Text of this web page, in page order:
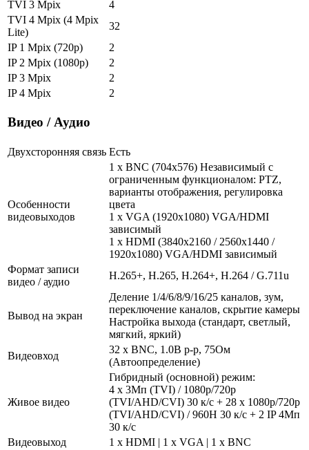
TVI 3 Mpix
4
TVI 4 Mpix (4 Mpix
Lite)
32
IP 1 Mpix (720p)
2
IP 2 Mpix (1080p)
2
IP 3 Mpix
2
IP 4 Mpix
2
Видео / Аудио
Двухсторонняя связь Есть
Особенности
видеовыходов
1 x BNC (704x576) Независимый с
ограниченным функционалом: PTZ,
варианты отображения, регулировка
цвета
1 x VGA (1920x1080) VGA/HDMI
зависимый
1 x HDMI (3840x2160 / 2560x1440 /
1920x1080) VGA/HDMI зависимый
Формат записи
видео / аудио
H.265+, H.265, H.264+, H.264 / G.711u
Вывод на экран
Деление 1/4/6/8/9/16/25 каналов, зум,
переключение каналов, скрытие камеры
Настройка выхода (стандарт, светлый,
мягкий, яркий)
Видеовход
32 x BNC, 1.0В p-p, 75Ом
(Автоопределение)
Живое видео
Гибридный (основной) режим:
4 x 3Мп (TVI) / 1080р/720p
(TVI/AHD/CVI) 30 к/с + 28 х 1080р/720p
(TVI/AHD/CVI) / 960H 30 к/с + 2 IP 4Мп
30 к/с
Видеовыход
1 x HDMI | 1 x VGA | 1 x BNC